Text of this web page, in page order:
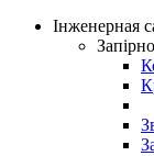
Інженерная